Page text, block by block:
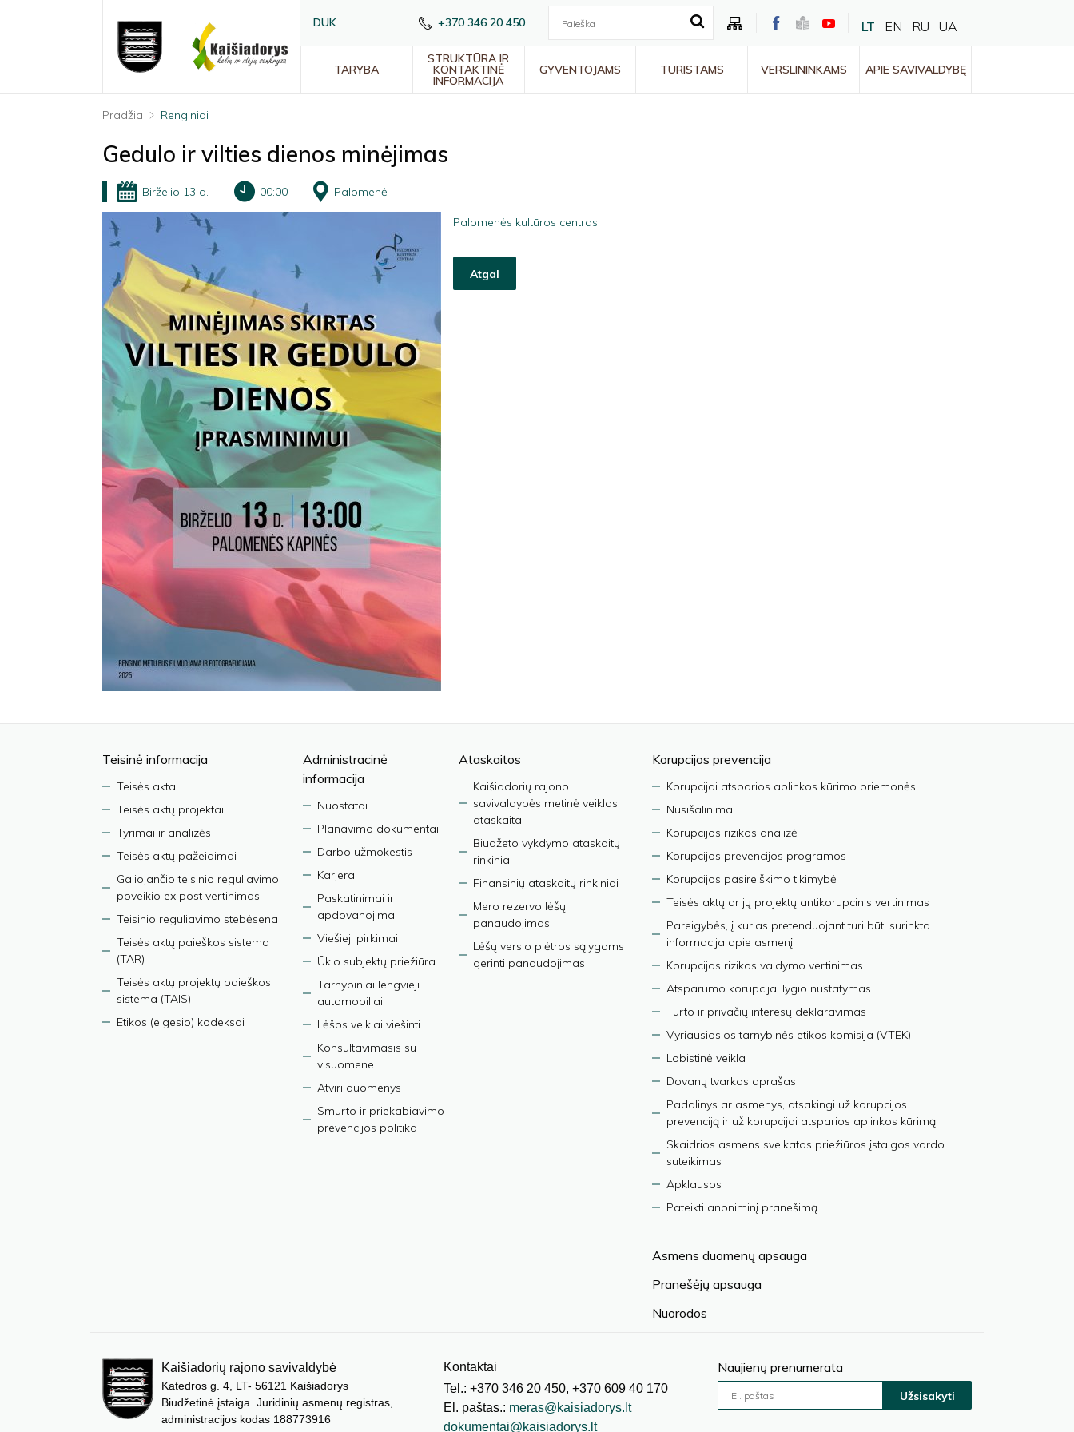
DUK +370 346 20 450 LT EN RU UA
TARYBA
STRUKTŪRA IR
KONTAKTINĖ
INFORMACIJA
GYVENTOJAMS TURISTAMS VERSLININKAMS APIE SAVIVALDYBĘ
Pradžia Renginiai
Gedulo ir vilties dienos minėjimas
Birželio 13 d. 00:00 Palomenė
Palomenės kultūros centras
Atgal
Teisinė informacija
Teisės aktai
Teisės aktų projektai
Tyrimai ir analizės
Teisės aktų pažeidimai
Galiojančio teisinio reguliavimo
poveikio ex post vertinimas
Teisinio reguliavimo stebėsena
Teisės aktų paieškos sistema
(TAR)
Teisės aktų projektų paieškos
sistema (TAIS)
Etikos (elgesio) kodeksai
Administracinė
informacija
Nuostatai
Planavimo dokumentai
Darbo užmokestis
Karjera
Paskatinimai ir
apdovanojimai
Viešieji pirkimai
Ūkio subjektų priežiūra
Tarnybiniai lengvieji
automobiliai
Lėšos veiklai viešinti
Konsultavimasis su
visuomene
Atviri duomenys
Smurto ir priekabiavimo
prevencijos politika
Ataskaitos
Kaišiadorių rajono
savivaldybės metinė veiklos
ataskaita
Biudžeto vykdymo ataskaitų
rinkiniai
Finansinių ataskaitų rinkiniai
Mero rezervo lėšų
panaudojimas
Lėšų verslo plėtros sąlygoms
gerinti panaudojimas
Korupcijos prevencija
Korupcijai atsparios aplinkos kūrimo priemonės
Nusišalinimai
Korupcijos rizikos analizė
Korupcijos prevencijos programos
Korupcijos pasireiškimo tikimybė
Teisės aktų ar jų projektų antikorupcinis vertinimas
Pareigybės, į kurias pretenduojant turi būti surinkta
informacija apie asmenį
Korupcijos rizikos valdymo vertinimas
Atsparumo korupcijai lygio nustatymas
Turto ir privačių interesų deklaravimas
Vyriausiosios tarnybinės etikos komisija (VTEK)
Lobistinė veikla
Dovanų tvarkos aprašas
Padalinys ar asmenys, atsakingi už korupcijos
prevenciją ir už korupcijai atsparios aplinkos kūrimą
Skaidrios asmens sveikatos priežiūros įstaigos vardo
suteikimas
Apklausos
Pateikti anoniminį pranešimą
Asmens duomenų apsauga
Pranešėjų apsauga
Nuorodos
Kaišiadorių rajono savivaldybė
Katedros g. 4, LT- 56121 Kaišiadorys
Biudžetinė įstaiga. Juridinių asmenų registras,
administracijos kodas 188773916
Kontaktai
Tel.: +370 346 20 450, +370 609 40 170
El. paštas.: meras@kaisiadorys.lt
dokumentai@kaisiadorys.lt
Naujienų prenumerata
Užsisakyti